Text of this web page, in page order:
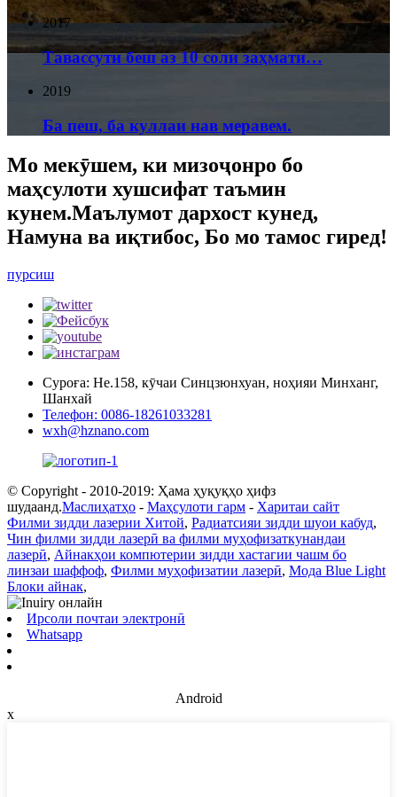
2017
Тавассути беш аз 10 соли заҳмати…
2019
Ба пеш, ба куллаи нав меравем.
Мо мекӯшем, ки мизоҷонро бо
маҳсулоти хушсифат таъмин
кунем.Маълумот дархост кунед,
Намуна ва иқтибос, Бо мо тамос гиред!
пурсиш
Суроға: Не.158, кӯчаи Синцзюнхуан, ноҳияи Минханг,
Шанхай
Телефон: 0086-18261033281
wxh@hznano.com
© Copyright - 2010-2019: Ҳама ҳуқуқҳо ҳифз
шудаанд.Маслиҳатҳо - Маҳсулоти гарм - Харитаи сайт
Филми зидди лазерии Хитой, Радиатсияи зидди шуои кабуд,
Чин филми зидди лазерӣ ва филми муҳофизаткунандаи
лазерӣ, Айнакҳои компютерии зидди хастагии чашм бо
линзаи шаффоф, Филми муҳофизатии лазерӣ, Мода Blue Light
Блоки айнак,
Ирсоли почтаи электронӣ
Whatsapp
Android
x